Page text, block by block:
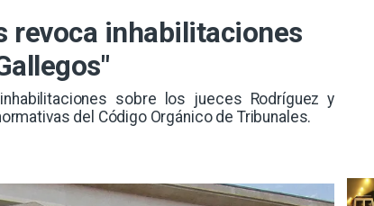
revoca inhabilitaciones
sobre los jueces Rodríguez y
del Código Orgánico de Tribunales.